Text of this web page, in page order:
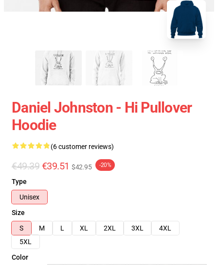
Daniel Johnston - Hi Pullover
Hoodie
(6 customer reviews)
€49.39 €39.51 $42.95 -20%
Type
Unisex
Size
S
M L XL 2XL 3XL
4XL
5XL
Color